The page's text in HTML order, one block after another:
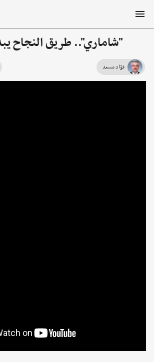
"شاماري".. طريق النجاح
فؤاد مسعد